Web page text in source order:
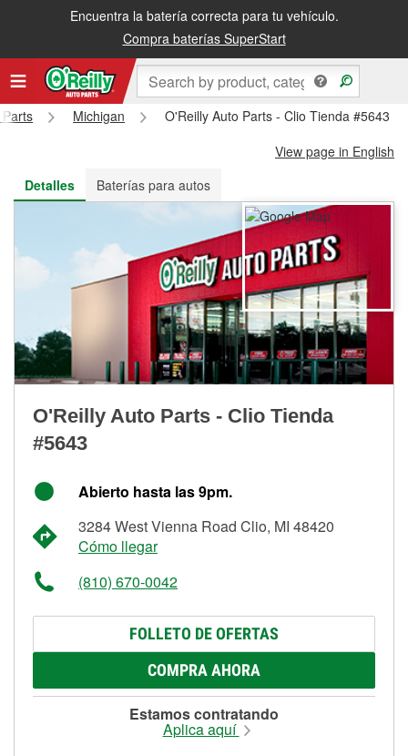
Encuentra la batería correcta para tu vehículo.
Compra baterías SuperStart
Recibe tu orden gratis al día siguiente o recógela en la tienda
Michigan
O'Reilly Auto Parts - Clio Tienda #5643
View page in English
Detalles
Baterías para autos
O'Reilly Auto Parts - Clio Tienda
#5643
Abierto hasta las 9pm.
3284 West Vienna Road Clio, MI 48420
Cómo llegar
(810) 670-0042
FOLLETO DE OFERTAS
COMPRA AHORA
Estamos contratando
Aplica aquí